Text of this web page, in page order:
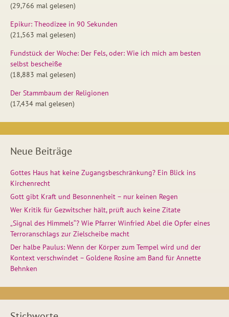
(29,766 mal gelesen)
Epikur: Theodizee in 90 Sekunden
(21,563 mal gelesen)
Fundstück der Woche: Der Fels, oder: Wie ich mich am besten
selbst bescheiße
(18,883 mal gelesen)
Der Stammbaum der Religionen
(17,434 mal gelesen)
Neue Beiträge
Gottes Haus hat keine Zugangsbeschränkung? Ein Blick ins
Kirchenrecht
Gott gibt Kraft und Besonnenheit – nur keinen Regen
Wer Kritik für Gezwitscher hält, prüft auch keine Zitate
„Signal des Himmels“? Wie Pfarrer Winfried Abel die Opfer eines
Terroranschlags zur Zielscheibe macht
Der halbe Paulus: Wenn der Körper zum Tempel wird und der
Kontext verschwindet – Goldene Rosine am Band für Annette
Behnken